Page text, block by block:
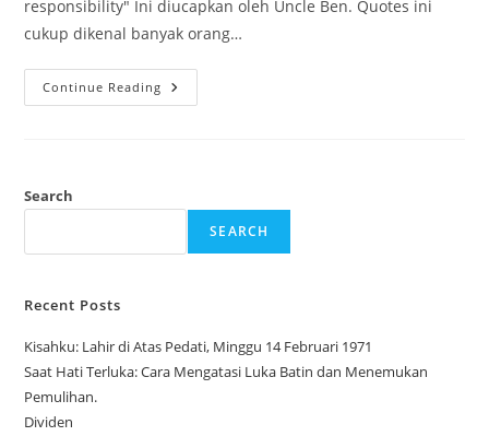
responsibility" Ini diucapkan oleh Uncle Ben. Quotes ini
cukup dikenal banyak orang…
Continue Reading Quotes
Di
Search
SEARCH
Recent Posts
Kisahku: Lahir di Atas Pedati, Minggu 14 Februari 1971
Saat Hati Terluka: Cara Mengatasi Luka Batin dan Menemukan
Pemulihan.
Dividen